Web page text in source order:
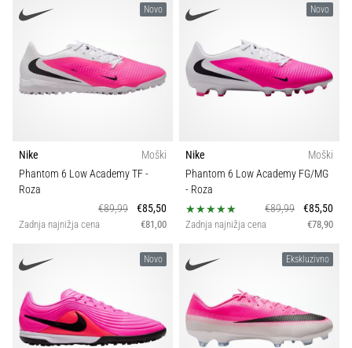
Novo
Nike
Moški
Phantom 6 Low Academy TF-
Roza
€89,99
€85,50
Zadnja najnižja cena €81,00
Novo
Nike
Moški
Phantom 6 Low Academy FG/MG
- Roza
€89,99
€85,50
Zadnja najnižja cena €78,90
Novo Ekskluzivno